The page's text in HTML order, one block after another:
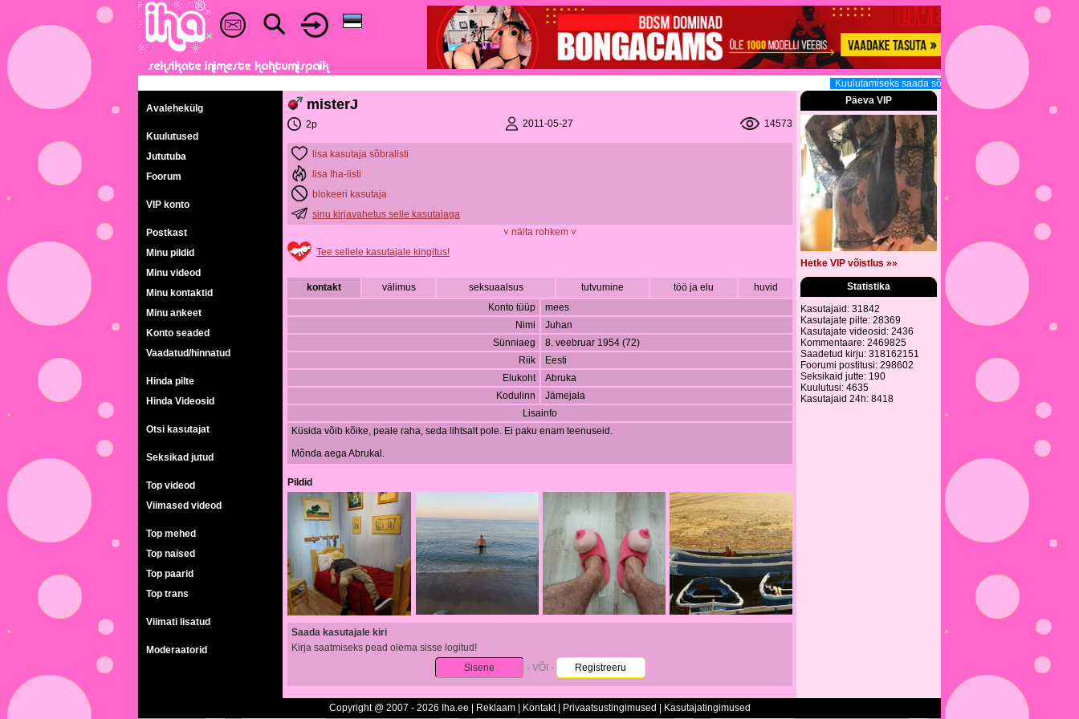
Kuulutamiseks saada sõnum (3.30 EUR, 160tm, 12h)
Avalehekülg
Kuulutused
Jututuba
Foorum
VIP konto
Postkast
Minu pildid
Minu videod
Minu kontaktid
Minu ankeet
Konto seaded
Vaadatud/hinnatud
Hinda pilte
Hinda Videosid
Otsi kasutajat
Seksikad jutud
Top videod
Viimased videod
Top mehed
Top naised
Top paarid
Top trans
Viimati lisatud
Moderaatorid
misterJ
2p 2011-05-27 14573
lisa kasutaja sõbralisti
lisa Iha-listi
blokeeri kasutaja
sinu kirjavahetus selle kasutajaga
˅ näita rohkem ˅
Tee sellele kasutajale kingitus!
kontakt välimus seksuaalsus tutvumine töö ja elu
huvid
Konto tüüp
mees
Nimi
Juhan
Sünniaeg
8. veebruar 1954 (72)
Riik
Eesti
Elukoht
Abruka
Kodulinn
Jämejala
Lisainfo
Küsida võib kõike, peale raha, seda lihtsalt pole. Ei paku enam teenuseid.
Mõnda aega Abrukal.
Pildid
Saada kasutajale kiri
Kirja saatmiseks pead olema sisse logitud!
Sisene
- VÕI - Registreeru
Päeva VIP
Hetke VIP võistlus »»
Statistika
Kasutajaid: 31842
Kasutajate pilte: 28369
Kasutajate videosid: 2436
Kommentaare: 2469825
Saadetud kirju: 318162151
Foorumi postitusi: 298602
Seksikaid jutte: 190
Kuulutusi: 4635
Kasutajaid 24h: 8418
Copyright @ 2007 - 2026 Iha.ee | Reklaam| Kontakt| Privaatsustingimused Kasutajatingimused